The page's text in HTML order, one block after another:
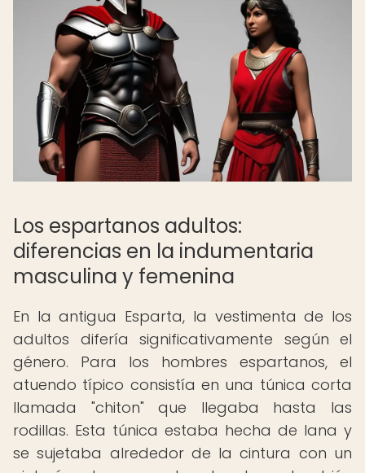
Los espartanos adultos:
diferencias en la indumentaria
masculina y femenina
En la antigua Esparta, la vestimenta de los
adultos difería significativamente según el
género. Para los hombres espartanos, el
atuendo típico consistía en una túnica corta
llamada "chiton" que llegaba hasta las
rodillas. Esta túnica estaba hecha de lana y
se sujetaba alrededor de la cintura con un